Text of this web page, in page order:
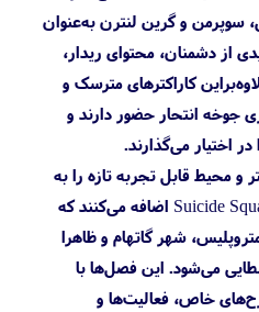
و گرین لنترن به‌عنوان
از دشمنان، محتوای ریدار،
کاراکترهای مترسک و
جوخه انتحار حضور دارند و
اختیار می‌گذارند.
و محیط قابل تجربه تازه را به
بازی Suicide Squad: Kill the Justice League اضافه می‌کنند که
شهر گاتهام و ظاهرا
می‌شود. این فصل‌ها با
خاص، فعالیت‌ها و